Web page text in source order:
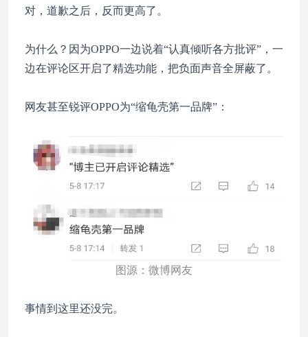
对，道歉之后，反而更高了。
为什么？因为OPPO一边说着“认真倾听各方批评”，一
边在评论区开启了精选功能，把负面声音全屏蔽了。
网友甚至锐评OPPO为“缩龟壳第一品牌”：
图源：微博网友
事情到这里还没完。